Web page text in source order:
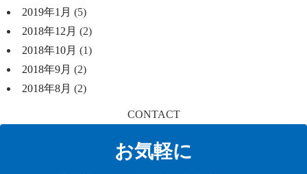
2019年1月 (5)
2018年12月 (2)
2018年10月 (1)
2018年9月 (2)
2018年8月 (2)
CONTACT
お気軽に